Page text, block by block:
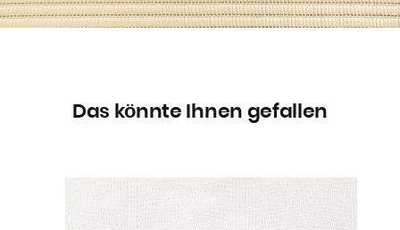
Das könnte Ihnen gefallen